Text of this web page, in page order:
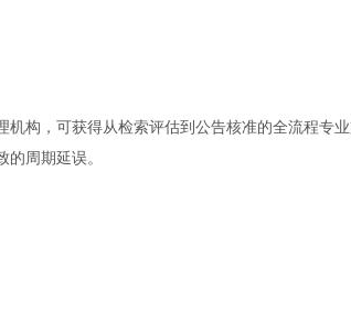
机构，可获得从检索评估到公告核准的全流程专
周期延误。